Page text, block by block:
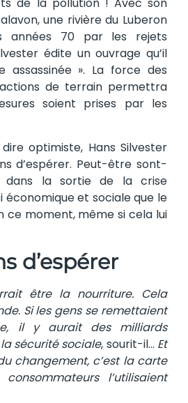
de la pollution ! Avec son
une rivière du Luberon
années 70 par les rejets
édite un ouvrage qu’il
assassinée ». La force des
de terrain permettra
soient prises par les
optimiste, Hans Silvester
d’espérer. Peut-être sont-
dans la sortie de la crise
économique et sociale que le
ce moment, même si cela lui
d’espérer
être la nourriture. Cela
Si les gens se remettaient
il y aurait des milliards
sécurité sociale, sourit-il… Et
changement, c’est la carte
l’utilisaient